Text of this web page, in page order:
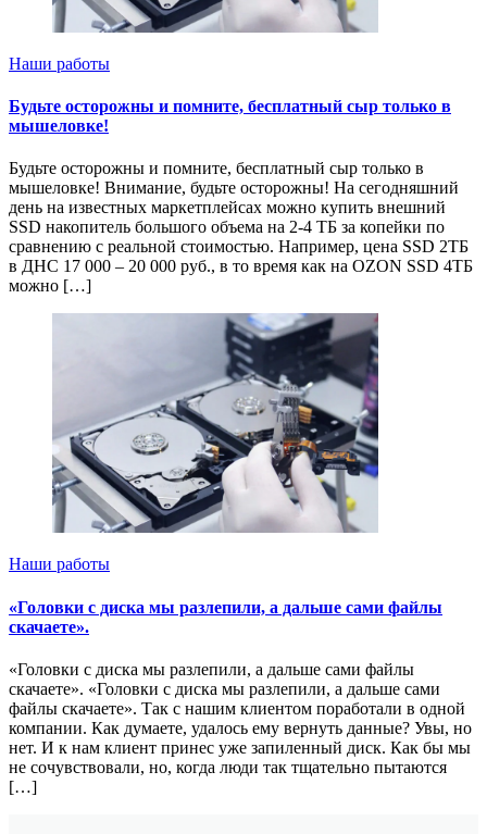
Наши работы
Будьте осторожны и помните, бесплатный сыр только в
мышеловке!
Будьте осторожны и помните, бесплатный сыр только в
мышеловке! Внимание, будьте осторожны! На сегодняшний
день на известных маркетплейсах можно купить внешний
SSD накопитель большого объема на 2-4 ТБ за копейки по
сравнению с реальной стоимостью. Например, цена SSD 2ТБ
в ДНС 17 000 – 20 000 руб., в то время как на OZON SSD 4ТБ
можно […]
Наши работы
«Головки с диска мы разлепили, а дальше сами файлы
скачаете».
«Головки с диска мы разлепили, а дальше сами файлы
скачаете». «Головки с диска мы разлепили, а дальше сами
файлы скачаете». Так с нашим клиентом поработали в одной
компании. Как думаете, удалось ему вернуть данные? Увы, но
нет. И к нам клиент принес уже запиленный диск. Как бы мы
не сочувствовали, но, когда люди так тщательно пытаются
[…]